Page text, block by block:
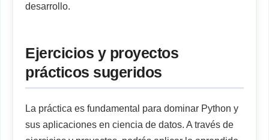
desarrollo.
Ejercicios y proyectos
prácticos sugeridos
La práctica es fundamental para dominar Python y
sus aplicaciones en ciencia de datos. A través de